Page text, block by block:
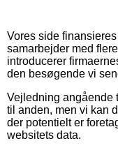
Vores side
samarbejder med
introducerer
den besøgende vi
Vejledning angående
til anden, men vi kan
der potentielt er
websitets data.